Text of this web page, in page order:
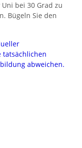
bei 30 Grad zu
Bügeln Sie den
tatsächlichen
abweichen.